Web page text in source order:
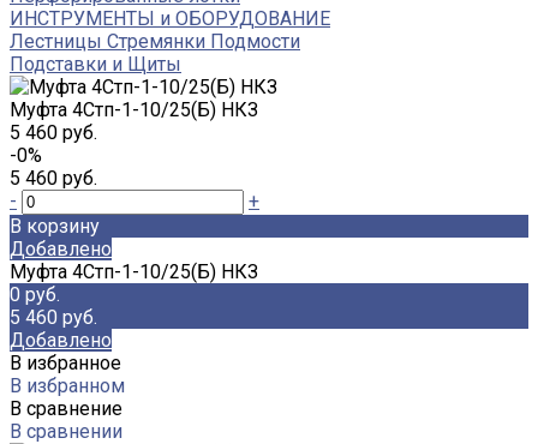
ИНСТРУМЕНТЫ и ОБОРУДОВАНИЕ
Лестницы Стремянки Подмости
Подставки и Щиты
Муфта 4Стп-1-10/25(Б) НКЗ
5 460 руб.
-0%
5 460 руб.
-
+
В корзину
Добавлено
Муфта 4Стп-1-10/25(Б) НКЗ
0 руб.
5 460 руб.
Добавлено
В избранное
В избранном
В сравнение
В сравнении